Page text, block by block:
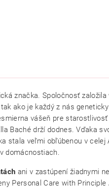
značka. Spoločnosť založila
ako je každý z nás
vášeň pre
Baché drží dodnes. Vďaka
stala veľmi obľúbenou v celej
domácnostiach.
ani v zastúpení žiadnymi
Personal Care with Principle